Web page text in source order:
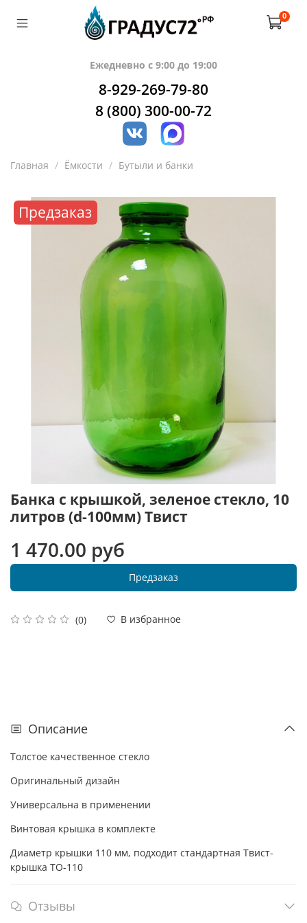
0
Ежедневно с 9:00 до 19:00
8-929-269-79-80
8 (800) 300-00-72
Главная Ёмкости Бутыли и банки
Предзаказ
Банка с крышкой, зеленое стекло, 10
литров (d-100мм) Твист
(0) В избранное
1 470.00 руб
Предзаказ
Описание
Толстое качественное стекло
Оригинальный дизайн
Универсальна в применении
Винтовая крышка в комплекте
Диаметр крышки 110 мм, подходит стандартная Твист-
крышка ТО-110
Отзывы